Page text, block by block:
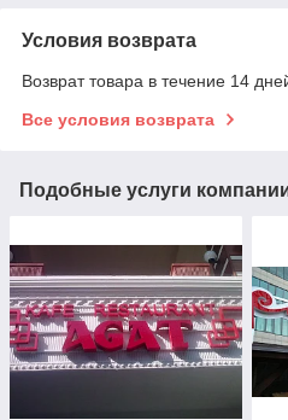
Условия возврата
Возврат товара в течение 14
Все условия возврата
Подобные услуги